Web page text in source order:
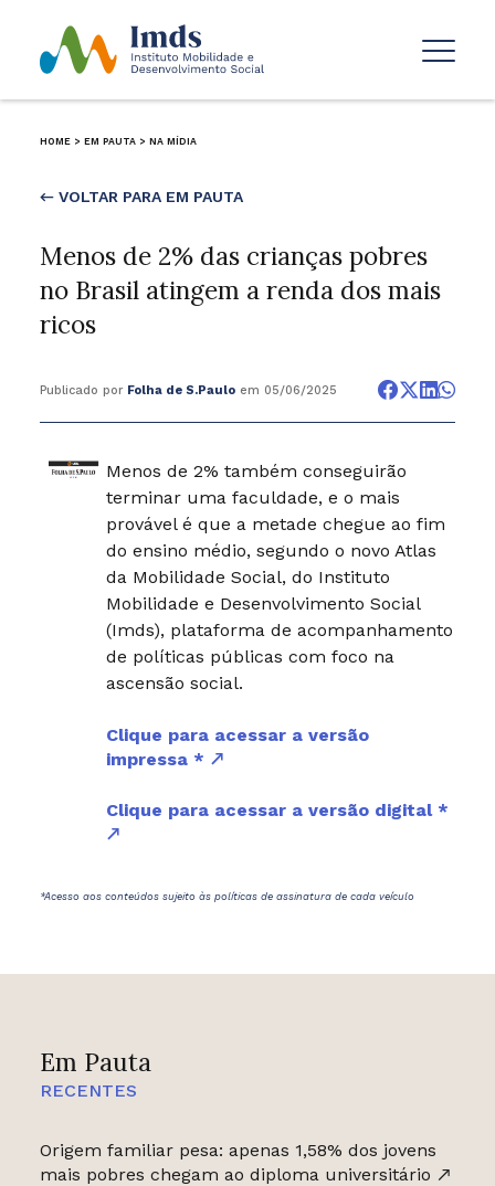
Em Pauta
RECENTES
Origem familiar pesa: apenas 1,58% dos jovens
mais pobres chegam ao diploma universitário
HOME > EM PAUTA > NA MÍDIA
← VOLTAR PARA EM PAUTA
Menos de 2% das crianças pobres
no Brasil atingem a renda dos mais
ricos
Publicado por Folha de S.Pauloem 05/06/2025
Menos de 2% também conseguirão
terminar uma faculdade, e o mais
provável é que a metade chegue ao fim
do ensino médio, segundo o novo Atlas
da Mobilidade Social, do Instituto
Mobilidade e Desenvolvimento Social
(Imds), plataforma de acompanhamento
de políticas públicas com foco na
ascensão social.
Clique para acessar a versão
impressa *
Clique para acessar a versão digital *
*Acesso aos conteúdos sujeito às políticas de assinatura de cada veículo